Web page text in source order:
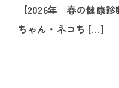
【2026年 春の健康
ちゃん・ネコち […]